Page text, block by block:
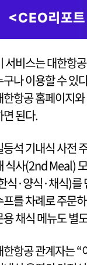
서비스는 대한항
구나 이용할 수 있
한항공 홈페이지
면 된다.
등석 기내식 사전
식사(2nd Meal)
식·양식·채식)를
프를 차례로 주문
용 채식 메뉴도 별
한항공 관계자는 “